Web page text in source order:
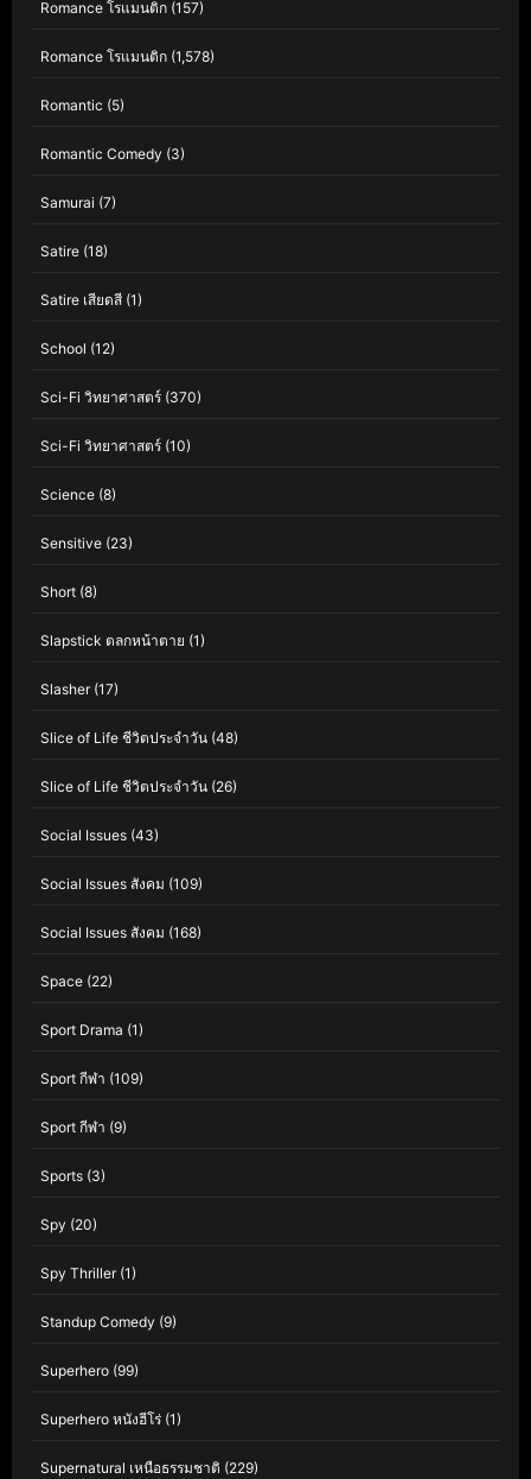
Romance โรแมนติก (157)
Romance โรแมนติก (1,578)
Romantic (5)
Romantic Comedy (3)
Samurai (7)
Satire (18)
Satire เสียดสี (1)
School (12)
Sci-Fi วิทยาศาสตร์ (370)
Sci-Fi วิทยาศาสตร์ (10)
Science (8)
Sensitive (23)
Short (8)
Slapstick ตลกหน้าตาย (1)
Slasher(17)
Slice of Life ชีวิตประจำวัน (48)
Slice of Life ชีวิตประจำวัน (26)
Social Issues (43)
Social Issues สังคม (109)
Social Issues สังคม (168)
Space (22)
Sport Drama (1)
Sport กีฬา (109)
Sport กีฬา (9)
Sports (3)
Spy (20)
Spy Thriller(1)
Standup Comedy (9)
Superhero (99)
Superhero หนังฮีโร่ (1)
Supernatural เหนือธรรมชาติ (229)